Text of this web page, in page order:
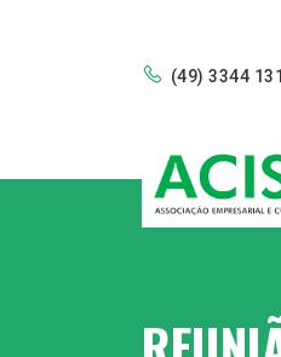
(49) 3344